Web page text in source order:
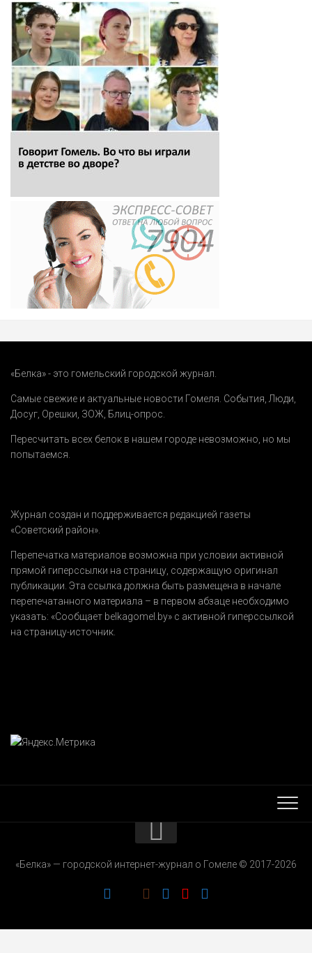
«Белка» - это гомельский городской журнал.
Самые свежие и актуальные новости Гомеля. События Люди
Досуг Орешки ЗОЖ Блиц-опрос
Пересчитать всех белок в нашем городе невозможно, но мы
попытаемся.
Журнал создан и поддерживается редакцией газеты
«Советский район».
Перепечатка материалов возможна при условии активной
прямой гиперссылки на страницу, содержащую оригинал
публикации. Эта ссылка должна быть размещена в начале
перепечатанного материала – в первом абзаце необходимо
указать: «Сообщает belkagomel.by» с активной гиперссылкой
на страницу-источник.
РЕКЛАМОДАТЕЛЯМ
«Белка» — городской интернет-журнал о Гомеле © 2017-2026